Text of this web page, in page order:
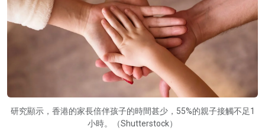
研究顯示，香港的家長倍伴孩子的時間甚少，55%的親子接觸不足1
小時。（Shutterstock）